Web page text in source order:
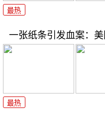
最热
一张纸条引发血案：美
最热